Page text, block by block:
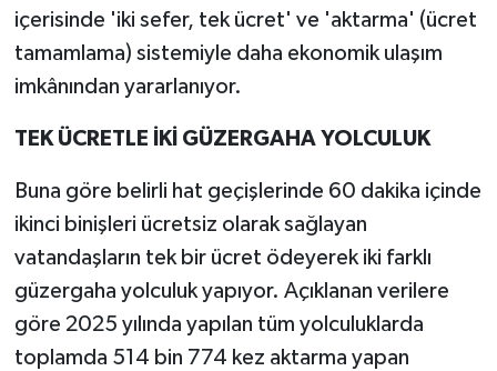
içerisinde 'iki sefer, tek ücret' ve 'aktarma' (ücret
tamamlama) sistemiyle daha ekonomik ulaşım
imkânından yararlanıyor.
TEK ÜCRETLE İKİ GÜZERGAHA YOLCULUK
Buna göre belirli hat geçişlerinde 60 dakika içinde
ikinci binişleri ücretsiz olarak sağlayan
vatandaşların tek bir ücret ödeyerek iki farklı
güzergaha yolculuk yapıyor. Açıklanan verilere
göre 2025 yılında yapılan tüm yolculuklarda
toplamda 514 bin 774 kez aktarma yapan